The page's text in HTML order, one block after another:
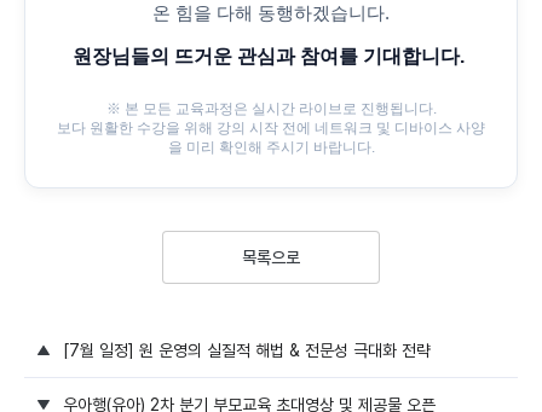
온 힘을 다해 동행하겠습니다.
원장님들의 뜨거운 관심과 참여를 기대합니다.
※ 본 모든 교육과정은 실시간 라이브로 진행됩니다.
보다 원활한 수강을 위해 강의 시작 전에 네트워크 및 디바이스 사양
을 미리 확인해 주시기 바랍니다.
목록으로
[7월 일정] 원 운영의 실질적 해법 & 전문성 극대화 전략
우아행(유아) 2차 분기 부모교육 초대영상 및 제공물 오픈